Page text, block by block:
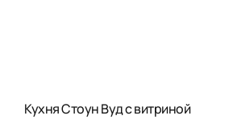
Кухня Стоун Вуд с витриной